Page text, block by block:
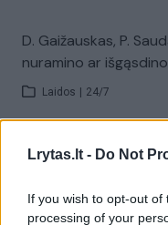
Lrytas.lt - Do Not
If you wish to opt-out
processing of your
D. Gaižauskas, P.
nuramino ar
Laidos 24/7
Savaitės pradžia su
Žinios | Orai